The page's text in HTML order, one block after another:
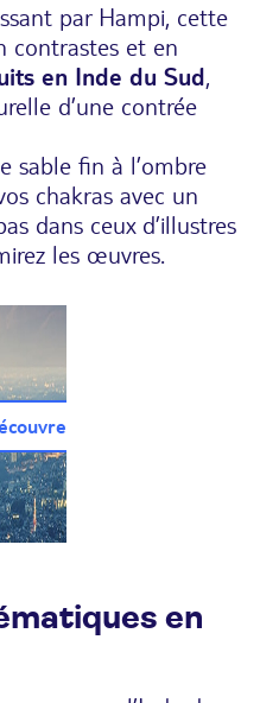
par Hampi, cette
contrastes et en
en Inde du Sud,
d’une contrée
sable fin à l’ombre
chakras avec un
dans ceux d’illustres
les œuvres.
nos Circuits Inde-
en